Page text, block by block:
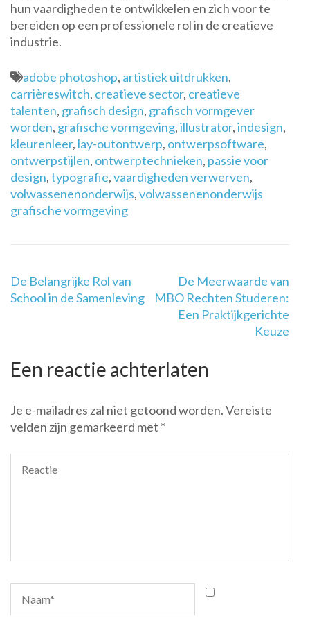
hun vaardigheden te ontwikkelen en zich voor te
bereiden op een professionele rol in de creatieve
industrie.
adobe photoshop, artistiek uitdrukken,
carrièreswitch, creatieve sector, creatieve
talenten, grafisch design, grafisch vormgever
worden, grafische vormgeving,illustrator,indesign,
kleurenleer, lay-outontwerp, ontwerpsoftware,
ontwerpstijlen, ontwerptechnieken, passie voor
design,typografie,vaardigheden verwerven,
volwassenenonderwijs,volwassenenonderwijs
grafische vormgeving
Berichtnavigatie
De Belangrijke Rol van
School in de Samenleving
De Meerwaarde van
MBO Rechten Studeren:
Een Praktijkgerichte
Keuze
Een reactie achterlaten
Je e-mailadres zal niet getoond worden.Vereiste
velden zijn gemarkeerd met *